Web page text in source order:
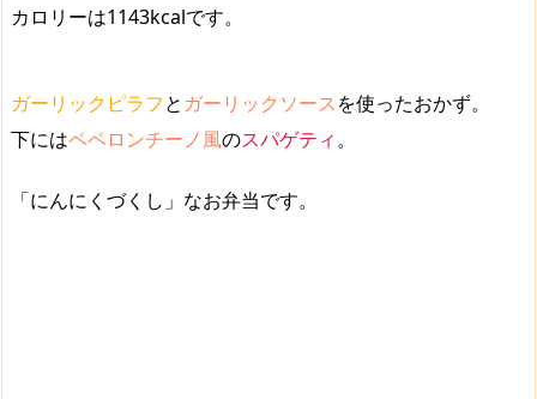
カロリーは1143kcalです。
ガーリックピラフと ガーリックソースを使ったおかず。
下にはペペロンチーノ風のスパゲティ。
「にんにくづくし 」なお弁当です。